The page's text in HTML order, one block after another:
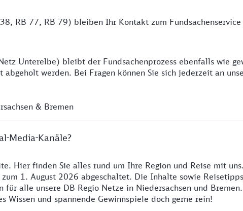
RB 77, RB 79) bleiben Ihr Kontakt zum
Unterelbe) bleibt der Fundsachenprozess ebenfalls wie
werden. Bei Fragen können Sie sich jederzeit an
& Bremen
Media-Kanäle?
Hier finden Sie alles rund um Ihre Region und Reise mit
1. August 2026 abgeschaltet. Die Inhalte sowie
alle unsere DB Regio Netze in Niedersachsen und
Wissen und spannende Gewinnspiele doch gerne rein!